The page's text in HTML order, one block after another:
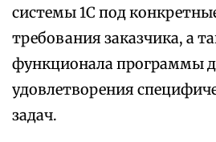
системы 1С под
требования заказчика, а
функционала программы
удовлетворения
задач.